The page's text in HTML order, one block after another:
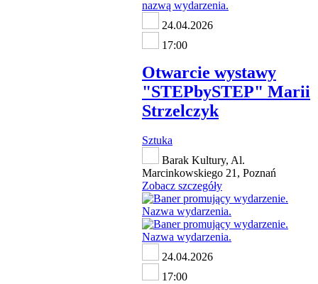
24.04.2026
17:00
Otwarcie wystawy
"STEPbySTEP" Marii
Strzelczyk
Sztuka
Barak Kultury, Al.
Marcinkowskiego 21, Poznań
Zobacz szczegóły
24.04.2026
17:00